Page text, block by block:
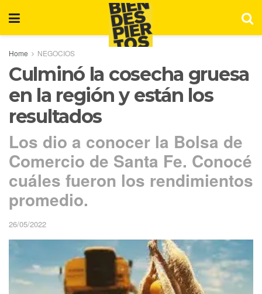
Home NEGOCIOS
Culminó la cosecha gruesa
en la región y están los
resultados
Los dio a conocer la Bolsa de
Comercio de Santa Fe. Conocé
cuáles fueron los rendimientos
promedio.
26/05/2022